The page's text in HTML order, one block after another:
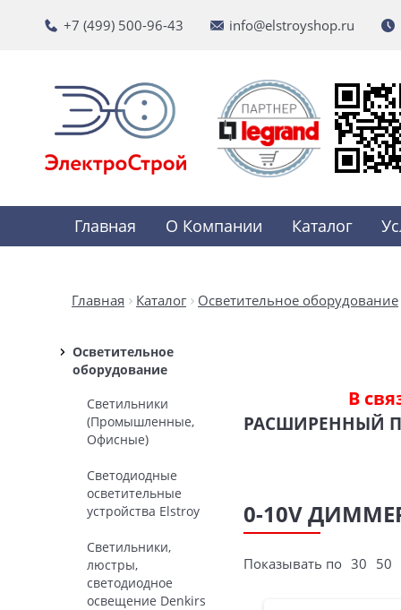
+7 (499) 500-96-43 info@elstroyshop.ru
Главная О Компании Каталог
Главная Каталог Осветительное оборудование
Осветительное
оборудование
Светильники
(Промышленные,
Офисные)
Светодиодные
осветительные
устройства Elstroy
Светильники,
люстры,
светодиодное
освещение Denkirs
В
РАСШИРЕННЫЙ
0-10V
Показывать по 30 50